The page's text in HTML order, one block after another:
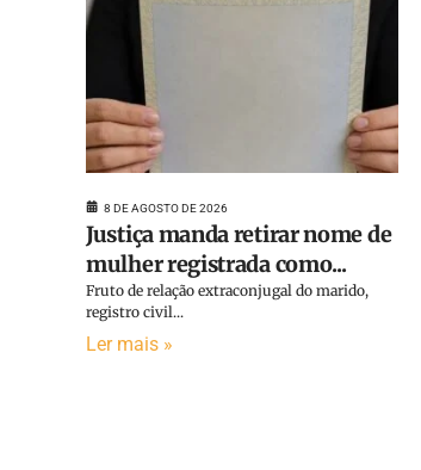
8 DE AGOSTO DE 2026
Justiça manda retirar nome de
mulher registrada como...
Fruto de relação extraconjugal do marido,
registro civil...
Ler mais »